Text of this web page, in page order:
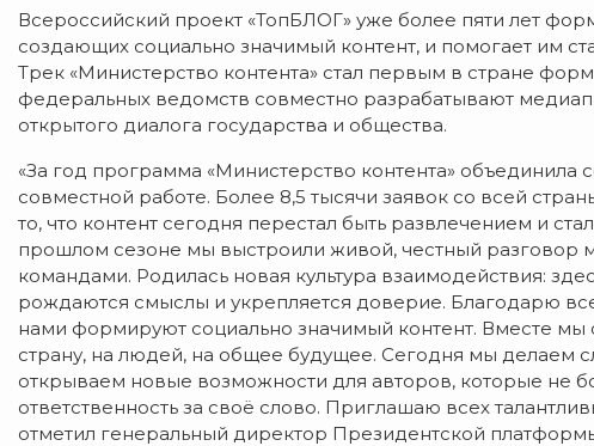
Всероссийский проект «ТопБЛОГ» уже более пяти лет
создающих социально значимый контент, и помогает им
Трек «Министерство контента» стал первым в стране
федеральных ведомств совместно разрабатывают
открытого диалога государства и общества.
«За год программа «Министерство контента»
совместной работе. Более 8,5 тысячи заявок со всей
то, что контент сегодня перестал быть развлечением и
прошлом сезоне мы выстроили живой, честный разговор
командами. Родилась новая культура взаимодействия:
рождаются смыслы и укрепляется доверие. Благодарю
нами формируют социально значимый контент. Вместе мы
страну, на людей, на общее будущее. Сегодня мы
открываем новые возможности для авторов, которые не
ответственность за своё слово. Приглашаю всех
отметил генеральный директор Президентской